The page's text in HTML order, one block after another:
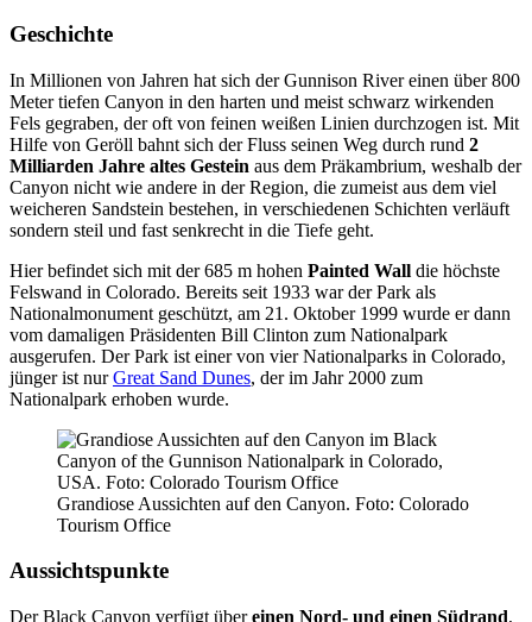
Geschichte
In Millionen von Jahren hat sich der Gunnison River einen über 800
Meter tiefen Canyon in den harten und meist schwarz wirkenden
Fels gegraben, der oft von feinen weißen Linien durchzogen ist. Mit
Hilfe von Geröll bahnt sich der Fluss seinen Weg durch rund 2
Milliarden Jahre altes Gestein aus dem Präkambrium, weshalb der
Canyon nicht wie andere in der Region, die zumeist aus dem viel
weicheren Sandstein bestehen, in verschiedenen Schichten verläuft
sondern steil und fast senkrecht in die Tiefe geht.
Hier befindet sich mit der 685 m hohen Painted Wall die höchste
Felswand in Colorado. Bereits seit 1933 war der Park als
Nationalmonument geschützt, am 21. Oktober 1999 wurde er dann
vom damaligen Präsidenten Bill Clinton zum Nationalpark
ausgerufen. Der Park ist einer von vier Nationalparks in Colorado,
jünger ist nurGreat Sand Dunes, der im Jahr 2000 zum
Nationalpark erhoben wurde.
Grandiose Aussichten auf den Canyon. Foto: Colorado
Tourism Office
Aussichtspunkte
Der Black Canyon verfügt übereinen Nord- und einen Südrand,